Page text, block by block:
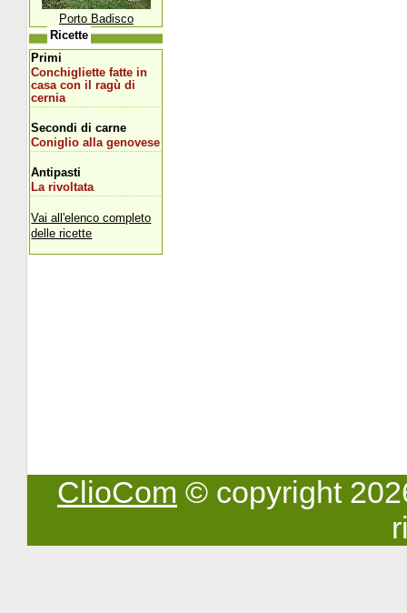
Porto Badisco
Ricette
Primi
Conchigliette fatte in
casa con il ragù di
cernia
Secondi di carne
Coniglio alla genovese
Antipasti
La rivoltata
Vai all'elenco completo
delle ricette
ClioCom © copyright